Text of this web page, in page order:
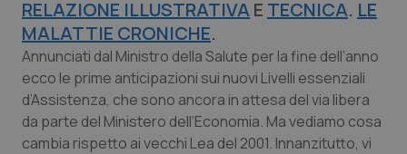
Abruzzo
Basilicata
Calabria
QS Pro Gold
Artrite & artrosi
Asma & BPCO
QS Club Newsletter
RELAZIONE ILLUSTRATIVAE TECNICA. LE
MALATTIE CRONICHE.
Annunciati dal Ministro della Salute per la fine dell’anno
ecco le prime anticipazioni sui nuovi Livelli essenziali
d’Assistenza, che sono ancora in attesa del via libera
da parte del Ministero dell’Economia. Ma vediamo cosa
cambia rispetto ai vecchi Lea del 2001. Innanzitutto, vi